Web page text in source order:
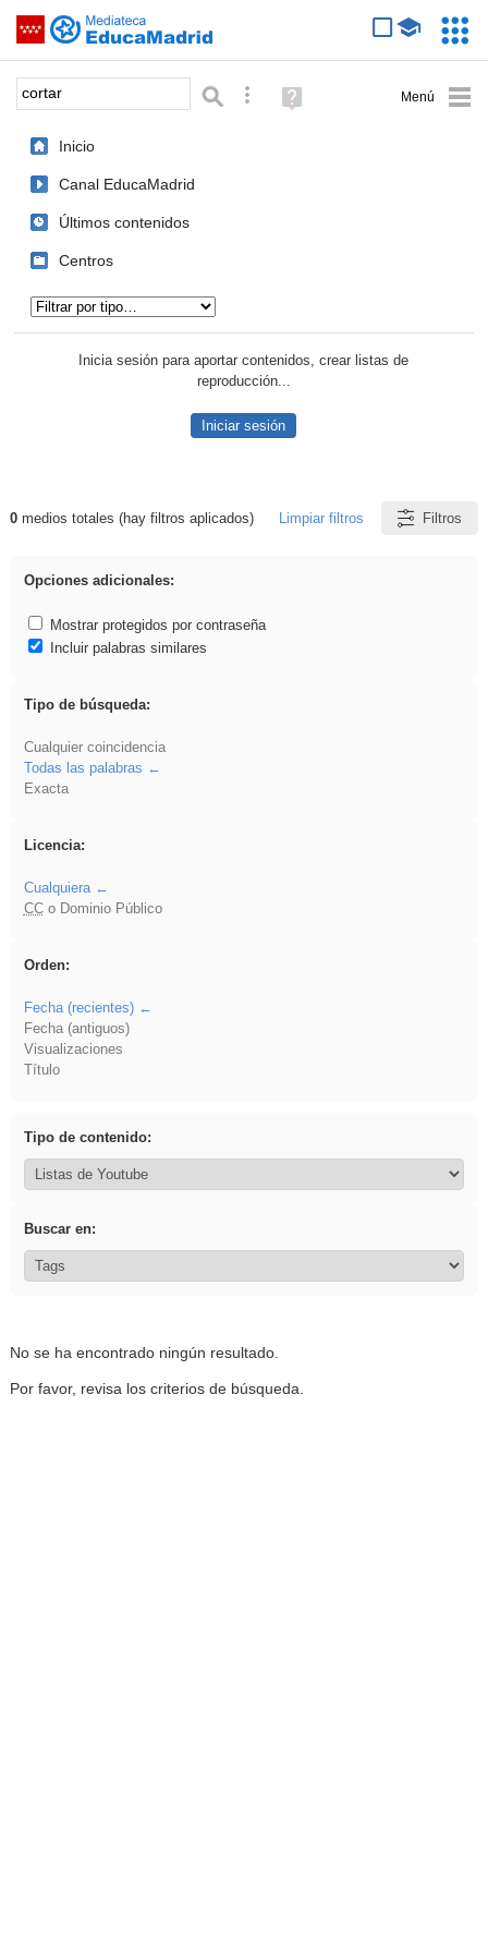
Saltar navegación
Palabra o frase: Búsqueda avanzada
Ayuda
(en
Inicio
Canal EducaMadrid
Últimos contenidos
Centros
Inicia sesión para aportar contenidos, crear listas de
reproducción...
Iniciar sesión
Resultados de: cortar
0medios totales (hay filtros aplicados) Limpiar filtros Filtros
Opciones adicionales:
Mostrar protegidos por contraseña
Incluir palabras similares
Tipo de búsqueda:
Cualquier coincidencia
Todas las palabras
Exacta
Licencia:
Cualquiera
CCo Dominio Público
Orden:
Fecha (recientes)
Fecha (antiguos)
Visualizaciones
Título
Tipo de contenido:
Buscar en:
No se ha encontrado ningún resultado.
Por favor, revisa los criterios de búsqueda.